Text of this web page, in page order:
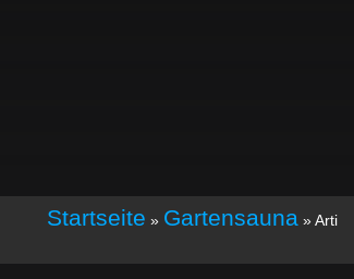
Startseite » Gartensauna»Arti